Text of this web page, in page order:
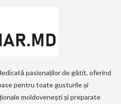
pasionaților de gătit, oferind
pentru toate gusturile și
moldovenești și preparate